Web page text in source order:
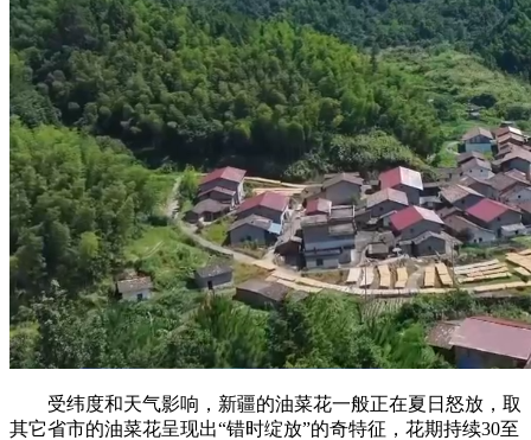
受纬度和天气影响，新疆的油菜花一般正在夏日怒放，取
其它省市的油菜花呈现出“错时绽放”的奇特征，花期持续30至